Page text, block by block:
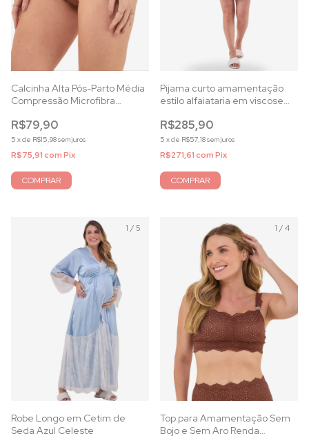
Calcinha Alta Pós-Parto Média
Compressão Microfibra
R$79,90
5 xde R$15,98sem juros
R$75,91comPix
COMPRAR
Pijama curto amamentação
estilo alfaiataria em viscose
R$285,90
5 xde R$57,18sem juros
R$271,61comPix
COMPRAR
1 / 5
Robe Longo em Cetim de
Seda Azul Celeste
1 /4
Top para Amamentação Sem
Bojo e Sem Aro Renda